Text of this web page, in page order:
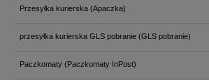
Przesyłka kurierska (Apaczka)
przesyłka kurierska GLS pobranie(GLS pobranie)
Paczkomaty(Paczkomaty InPost)